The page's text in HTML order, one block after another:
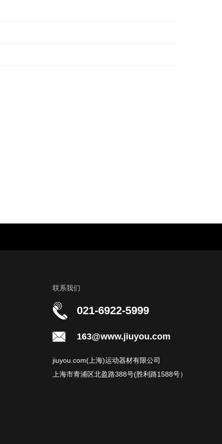
联系我们
021-6922-5999
163@www.jiuyou.com
jiuyou.com(上海)运动器材有限公司
上海市青浦区北盈路388号(胜利路1588号）